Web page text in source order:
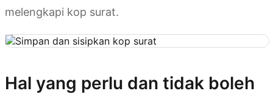
melengkapi kop surat.
Hal yang perlu dan tidak boleh